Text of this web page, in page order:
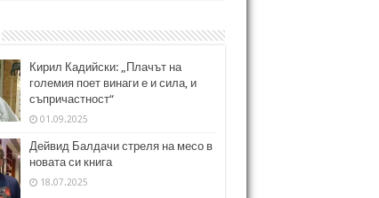
Кирил Кадийски: „Плачът на
големия поет винаги е и сила, и
съпричастност“
01.09.2025
Дейвид Балдачи стреля на месо в
новата си книга
18.07.2025